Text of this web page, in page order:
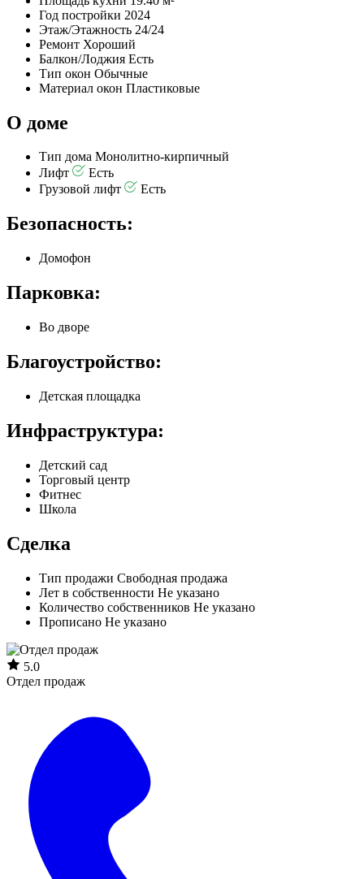
Год постройки 2024
Этаж/Этажность 24/24
Ремонт Хороший
Балкон/Лоджия Есть
Тип окон Обычные
Материал окон Пластиковые
О доме
Тип дома Монолитно-кирпичный
Лифт
Есть
Грузовой лифт
Есть
Безопасность:
Домофон
Парковка:
Во дворе
Благоустройство:
Детская площадка
Инфраструктура:
Детский сад
Торговый центр
Фитнес
Школа
Сделка
Тип продажи Свободная продажа
Лет в собственности Не указано
Количество собственников Не указано
Прописано Не указано
5.0
Отдел продаж